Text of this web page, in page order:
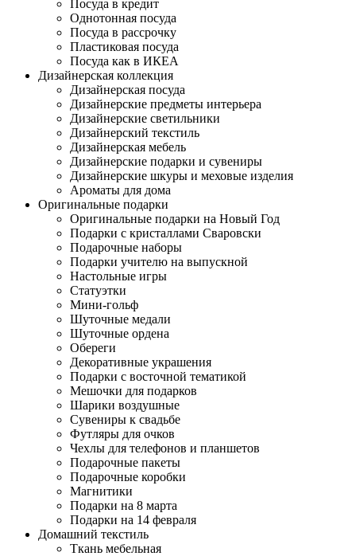
Посуда в кредит
Однотонная посуда
Посуда в рассрочку
Пластиковая посуда
Посуда как в ИКЕА
Дизайнерская коллекция
Дизайнерская посуда
Дизайнерские предметы интерьера
Дизайнерские светильники
Дизайнерский текстиль
Дизайнерская мебель
Дизайнерские подарки и сувениры
Дизайнерские шкуры и меховые изделия
Ароматы для дома
Оригинальные подарки
Оригинальные подарки на Новый Год
Подарки с кристаллами Сваровски
Подарочные наборы
Подарки учителю на выпускной
Настольные игры
Статуэтки
Мини-гольф
Шуточные медали
Шуточные ордена
Обереги
Декоративные украшения
Подарки с восточной тематикой
Мешочки для подарков
Шарики воздушные
Сувениры к свадьбе
Футляры для очков
Чехлы для телефонов и планшетов
Подарочные пакеты
Подарочные коробки
Магнитики
Подарки на 8 марта
Подарки на 14 февраля
Домашний текстиль
Ткань мебельная